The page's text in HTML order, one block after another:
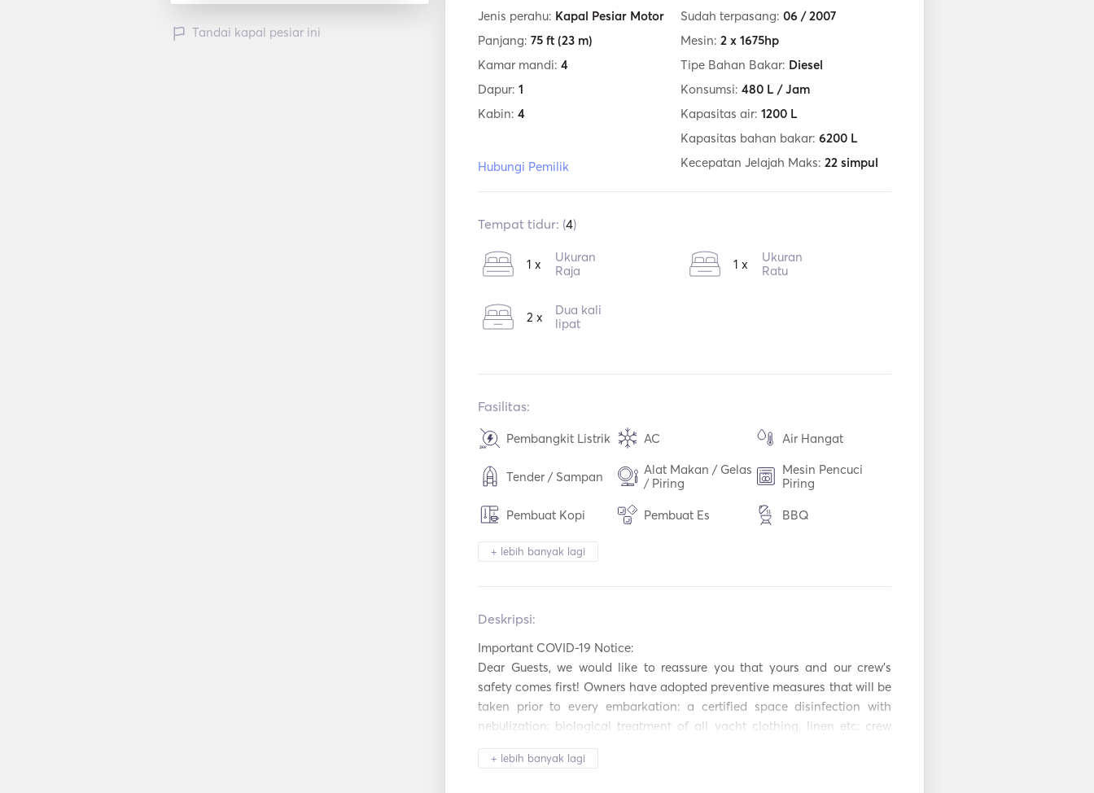
Tandai kapal pesiar ini
Jenis perahu: Kapal Pesiar Motor
Panjang: 75 ft (23 m)
Kamar mandi: 4
Dapur: 1
Kabin: 4
Hubungi Pemilik
Sudah terpasang: 06 / 2007
Mesin: 2 x 1675hp
Tipe Bahan Bakar: Diesel
Konsumsi: 480 L / Jam
Kapasitas air: 1200 L
Kapasitas bahan bakar: 6200 L
Kecepatan Jelajah Maks: 22 simpul
Tempat tidur: (4)
1 x
Ukuran
Raja
1 x
Ukuran
Ratu
2 x
Dua kali
lipat
Fasilitas:
Pembangkit Listrik AC Air Hangat
Tender / Sampan
Alat Makan / Gelas
/ Piring
Mesin Pencuci
Piring
Pembuat Kopi Pembuat Es BBQ
Piring panas
Koneksi USB
Konsol Game Jetski
Tabung Tiup /
Donat
Kayak Mainan Pantai
+ lebih banyak lagi
Deskripsi:
Important COVID-19 Notice:
Dear Guests, we would like to reassure you that yours and our crew's
safety comes first! Owners have adopted preventive measures that will be
taken prior to every embarkation: a certified space disinfection with
nebulization; biological treatment of all yacht clothing, linen etc; crew
yachting vacation with us!
+ lebih banyak lagi